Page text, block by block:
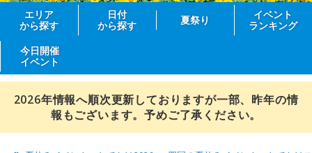
エリア
から探す
日付
から探す
夏祭り
イベント
ランキング
今日開催
イベント
2026年情報へ順次更新しておりますが一部、昨年の情
報もございます。予めご了承ください。